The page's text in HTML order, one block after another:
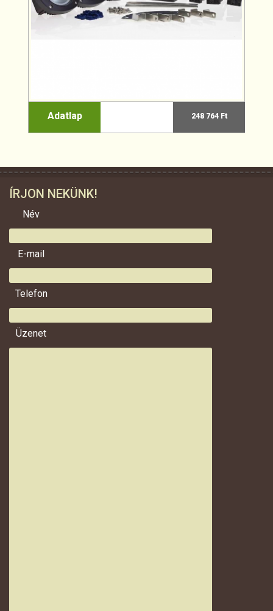
Adatlap 248 764 Ft
ÍRJON NEKÜNK!
Név
E-mail
Telefon
Üzenet